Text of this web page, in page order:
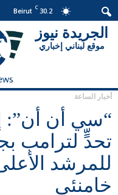
30.2
C
Beirut
الجريدة
نيوز
الجريدة نيوز
موقع لبناني إخباري
أخبار الساعة
“سي أن أن”:
تحدٍّ لترامب
للمرشد
خامنئي